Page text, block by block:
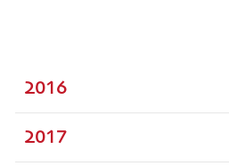
2016
2017